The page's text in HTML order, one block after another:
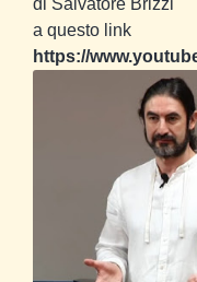
a questo link
https://